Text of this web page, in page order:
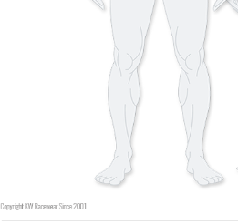
LÄGG TILL
LÄGG TILL